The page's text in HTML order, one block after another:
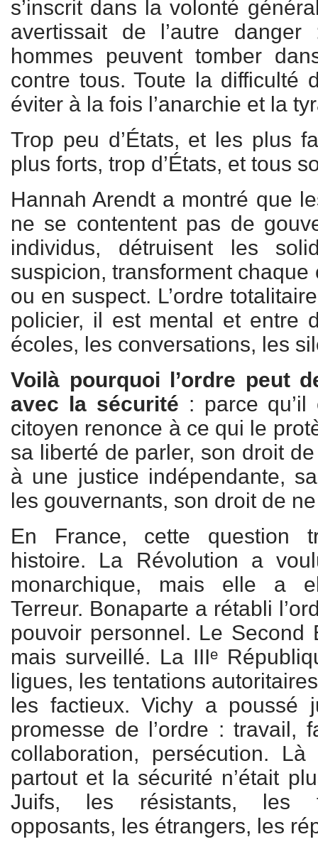
s’inscrit dans la volonté
avertissait de l’autre
hommes peuvent tomber
contre tous. Toute la difficulté
éviter à la fois l’anarchie et la
Trop peu d’États, et les plus
plus forts, trop d’États, et tous
Hannah Arendt a montré que
ne se contentent pas de
individus, détruisent les
suspicion, transforment
ou en suspect. L’ordre
policier, il est mental et entre
écoles, les conversations, les
Voilà pourquoi l’ordre peut
avec la sécurité : parce
citoyen renonce à ce qui le
sa liberté de parler, son droit
à une justice indépendante,
les gouvernants, son droit de
En France, cette question
histoire. La Révolution a
monarchique, mais elle a
Terreur. Bonaparte a rétabli
pouvoir personnel. Le Second
mais surveillé. La IIIᵉ
ligues, les tentations
les factieux. Vichy a poussé
promesse de l’ordre : travail,
collaboration, persécution. Là
partout et la sécurité n’était
Juifs, les résistants, les
opposants, les étrangers, les